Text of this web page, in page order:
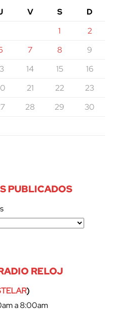
V S
D
1
2
7 8
9
14 15
16
21 22
23
28 29
30
PUBLICADOS
RELOJ
)
a 8:00am